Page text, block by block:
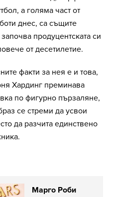
а голяма част от
днес, са същите
продуцентската си
от десетилетие.
факти за нея е и това,
Хардинг преминава
по фигурно пързаляне,
се стреми да усвои
да разчита единствено
Марго Роби